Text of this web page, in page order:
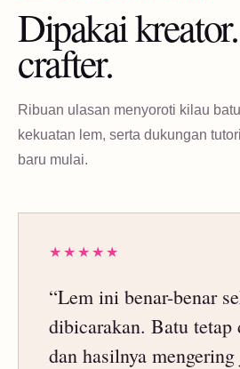
Dipakai
crafter.
Ribuan ulasan menyoroti kilau
kekuatan lem, serta dukungan
baru mulai.
★★★★★
“Lem ini benar-benar
dibicarakan. Batu tetap
dan hasilnya